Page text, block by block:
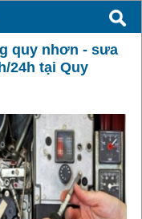
quy nhơn - sưa
24h tại Quy